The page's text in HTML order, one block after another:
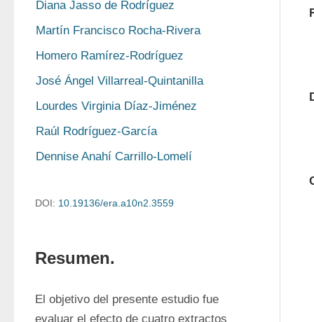
Diana Jasso de Rodríguez
Martín Francisco Rocha-Rivera
Homero Ramírez-Rodríguez
José Ángel Villarreal-Quintanilla
Lourdes Virginia Díaz-Jiménez
Raúl Rodríguez-García
Dennise Anahí Carrillo-Lomelí
DOI: 10.19136/era.a10n2.3559
Resumen.
El objetivo del presente estudio fue
evaluar el efecto de cuatro extractos